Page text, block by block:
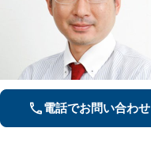
電話でお問い合わせ